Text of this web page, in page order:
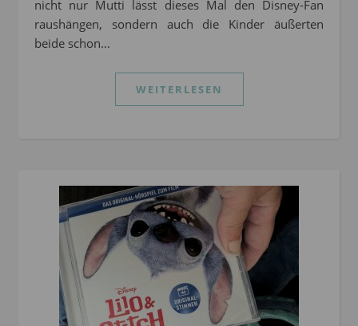
nicht nur Mutti lässt dieses Mal den Disney-Fan
raushängen, sondern auch die Kinder äußerten
beide schon…
WEITERLESEN